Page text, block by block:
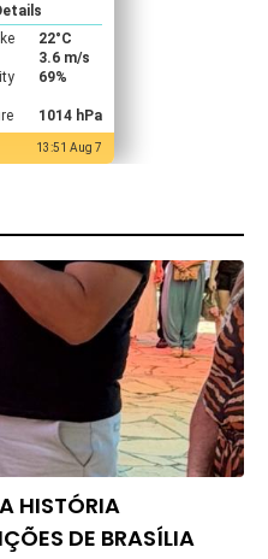
22°C
3.6 m/s
69%
1014 hPa
13:51 Aug 7
HISTÓRIA
DE BRASÍLIA